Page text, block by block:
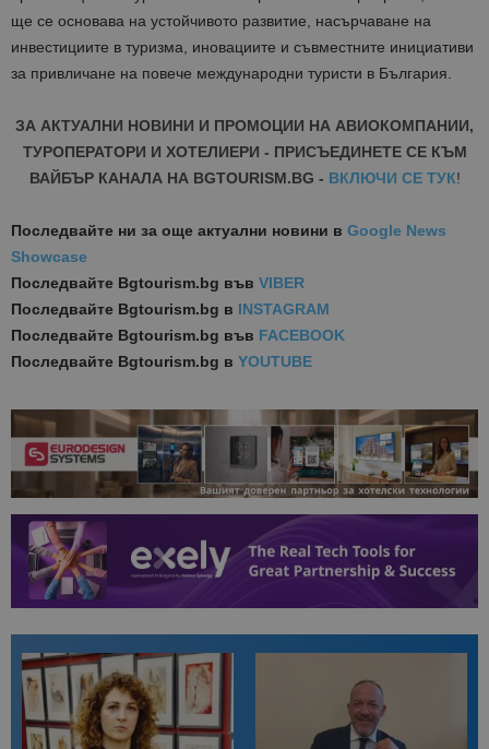
ще се основава на устойчивото развитие, насърчаване на
инвестициите в туризма, иновациите и съвместните инициативи
за привличане на повече международни туристи в България.
ЗА АКТУАЛНИ НОВИНИ И ПРОМОЦИИ НА АВИОКОМПАНИИ,
ТУРОПЕРАТОРИ И ХОТЕЛИЕРИ - ПРИСЪЕДИНЕТЕ СЕ КЪМ
ВАЙБЪР КАНАЛА НА BGTOURISM.BG - ВКЛЮЧИ СЕ ТУК!
Последвайте ни за още актуални новини в Google News
Showcase
Последвайте Bgtourism.bg във VIBER
Последвайте Bgtourism.bg в INSTAGRAM
Последвайте Bgtourism.bg във FACEBOOK
Последвайте Bgtourism.bg в YOUTUBE